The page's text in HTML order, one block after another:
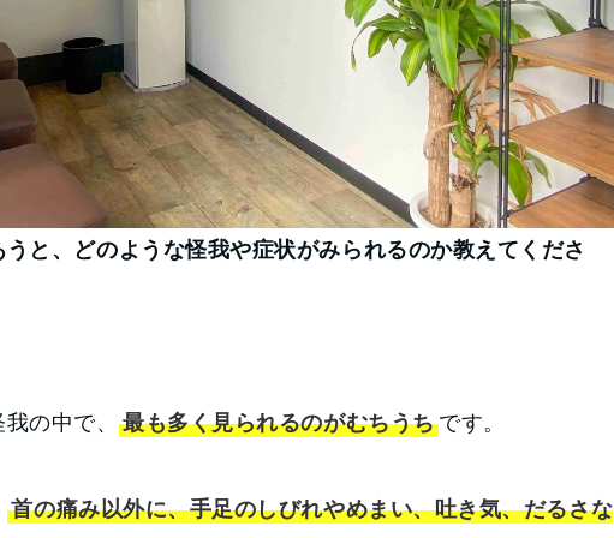
と、どのような怪我や症状がみられるのか教えてくださ
の中で、
最も多く見られるのがむちうち です。
首の痛み以外に、手足のしびれやめまい、吐き気、だるさな